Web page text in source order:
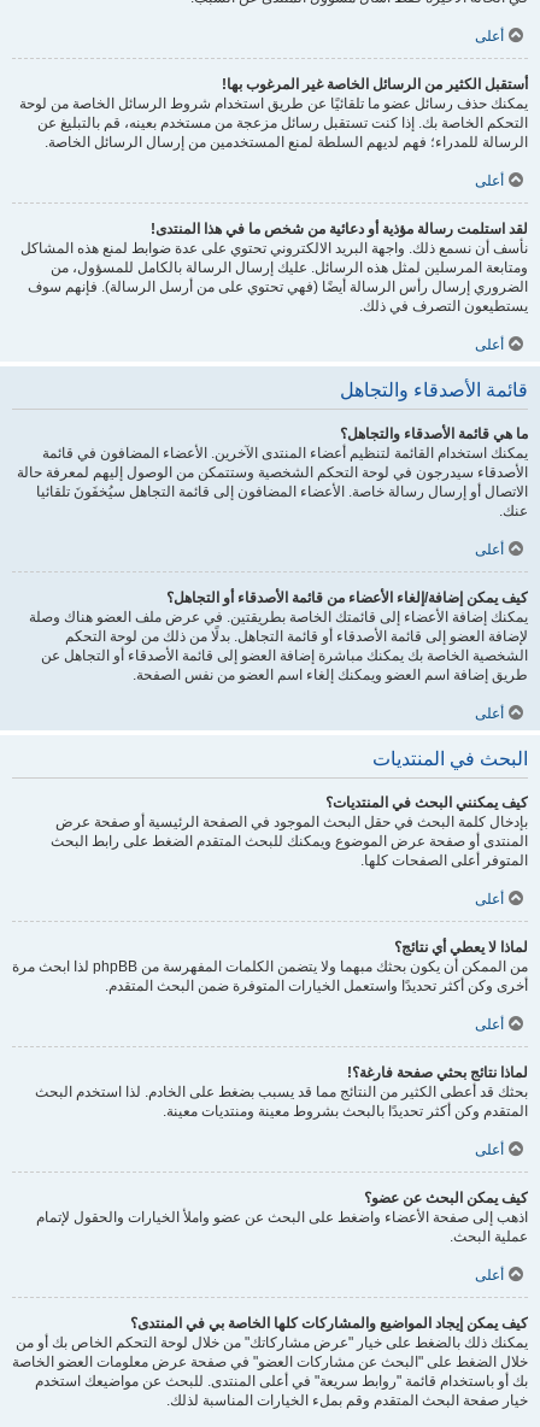
أعلى
أستقبل الكثير من الرسائل الخاصة غير المرغوب بها!
يمكنك حذف رسائل عضو ما تلقائيًا عن طريق استخدام شروط الرسائل الخاصة من لوحة
التحكم الخاصة بك. إذا كنت تستقبل رسائل مزعجة من مستخدم بعينه، قم بالتبليغ عن
الرسالة للمدراء؛ فهم لديهم السلطة لمنع المستخدمين من إرسال الرسائل الخاصة.
أعلى
لقد استلمت رسالة مؤذية أو دعائية من شخص ما في هذا المنتدى!
نأسف أن نسمع ذلك. واجهة البريد الالكتروني تحتوي على عدة ضوابط لمنع هذه المشاكل
ومتابعة المرسلين لمثل هذه الرسائل. عليك إرسال الرسالة بالكامل للمسؤول، من
الضروري إرسال رأس الرسالة أيضًا (فهي تحتوي على من أرسل الرسالة). فإنهم سوف
يستطيعون التصرف في ذلك.
أعلى
قائمة الأصدقاء والتجاهل
ما هي قائمة الأصدقاء والتجاهل؟
يمكنك استخدام القائمة لتنظيم أعضاء المنتدى الآخرين. الأعضاء المضافون في قائمة
الأصدقاء سيدرجون في لوحة التحكم الشخصية وستتمكن من الوصول إليهم لمعرفة حالة
الاتصال أو إرسال رسالة خاصة. الأعضاء المضافون إلى قائمة التجاهل سيُخفَونَ تلقائيا
عنك.
أعلى
كيف يمكن إضافة/إلغاء الأعضاء من قائمة الأصدقاء أو التجاهل؟
يمكنك إضافة الأعضاء إلى قائمتك الخاصة بطريقتين. في عرض ملف العضو هناك وصلة
لإضافة العضو إلى قائمة الأصدقاء أو قائمة التجاهل. بدلًا من ذلك من لوحة التحكم
الشخصية الخاصة بك يمكنك مباشرة إضافة العضو إلى قائمة الأصدقاء أو التجاهل عن
طريق إضافة اسم العضو ويمكنك إلغاء اسم العضو من نفس الصفحة.
أعلى
البحث في المنتديات
كيف يمكنني البحث في المنتديات؟
بإدخال كلمة البحث في حقل البحث الموجود في الصفحة الرئيسية أو صفحة عرض
المنتدى أو صفحة عرض الموضوع ويمكنك للبحث المتقدم الضغط على رابط البحث
المتوفر أعلى الصفحات كلها.
أعلى
لماذا لا يعطي أي نتائج؟
من الممكن أن يكون بحثك مبهما ولا يتضمن الكلمات المفهرسة من phpBB لذا ابحث مرة
أخرى وكن أكثر تحديدًا واستعمل الخيارات المتوفرة ضمن البحث المتقدم.
أعلى
لماذا نتائج بحثي صفحة فارغة؟!
بحثك قد أعطى الكثير من النتائج مما قد يسبب بضغط على الخادم. لذا استخدم البحث
المتقدم وكن أكثر تحديدًا بالبحث بشروط معينة ومنتديات معينة.
أعلى
كيف يمكن البحث عن عضو؟
اذهب إلى صفحة الأعضاء واضغط على البحث عن عضو واملأ الخيارات والحقول لإتمام
عملية البحث.
أعلى
كيف يمكن إيجاد المواضيع والمشاركات كلها الخاصة بي في المنتدى؟
يمكنك ذلك بالضغط على خيار "عرض مشاركاتك" من خلال لوحة التحكم الخاص بك أو من
خلال الضغط على "البحث عن مشاركات العضو" في صفحة عرض معلومات العضو الخاصة
بك أو باستخدام قائمة "روابط سريعة" في أعلى المنتدى. للبحث عن مواضيعك استخدم
خيار صفحة البحث المتقدم وقم بملء الخيارات المناسبة لذلك.